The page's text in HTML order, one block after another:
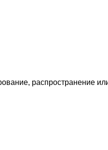
распространение